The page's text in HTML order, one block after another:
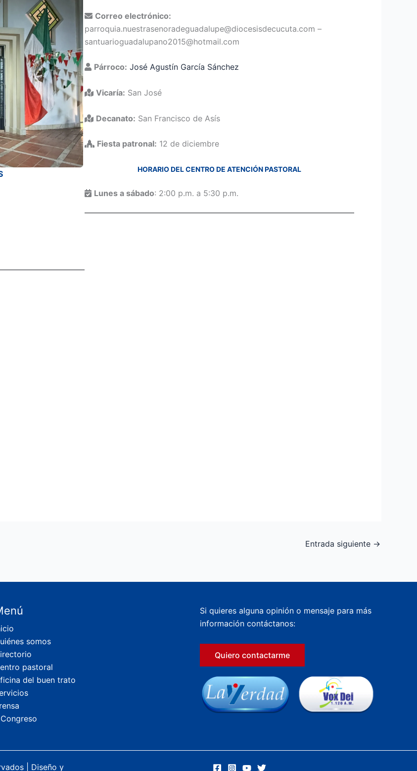
Correo electrónico:
parroquia.nuestrasenoradeguadalupe@diocesisdecucuta.com –
santuarioguadalupano2015@hotmail.com
Párroco: José Agustín García Sánchez
Vicaría: San José
Decanato: San Francisco de Asís
Fiesta patronal: 12 de diciembre
HORARIO DEL CENTRO DE ATENCIÓN PASTORAL
Lunes a sábado: 2:00 p.m. a 5:30 p.m.
Entrada siguiente →
somos
pastoral
del buen trato
Si quieres alguna opinión o mensaje para más
información contáctanos:
Quiero contactarme
| Diseño y